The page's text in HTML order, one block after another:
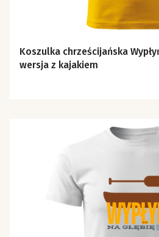
Koszulka chrześcijańska
wersja z kajakiem